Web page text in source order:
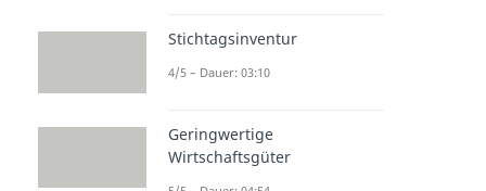
g
Stichtagsinventur
4/5 – Dauer: 03:10
Geringwertige
Wirtschaftsgüter